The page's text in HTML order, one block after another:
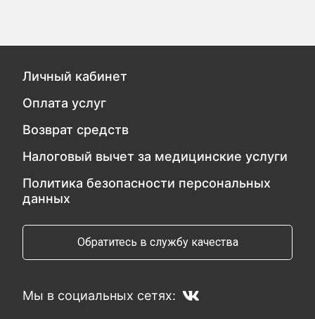
Личный кабинет
Оплата услуг
Возврат средств
Налоговый вычет за медицинские услуги
Политика безопасности персональных
данных
Обратитесь в службу качества
Мы в социальных сетях: